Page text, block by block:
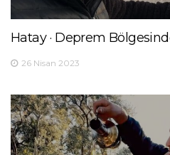
Hatay · Deprem
26 Nisan 2023